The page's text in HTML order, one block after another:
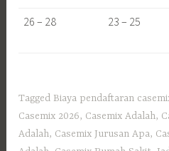
26 – 28 23 – 25
Tagged Biaya pendaftaran
Casemix 2026, Casemix Adalah,
Adalah, Casemix Jurusan Apa,